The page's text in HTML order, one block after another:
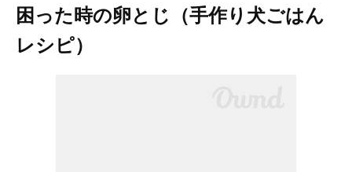
困った時の卵とじ（手作り犬ごはん
レシピ）